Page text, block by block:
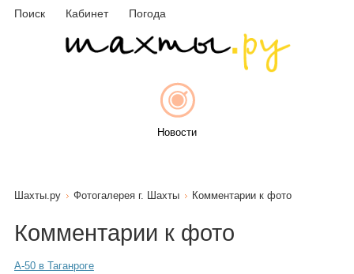
Поиск Кабинет Погода
Новости
Шахты.ру Фотогалерея г. Шахты Комментарии к фото
Комментарии к фото
А-50 в Таганроге